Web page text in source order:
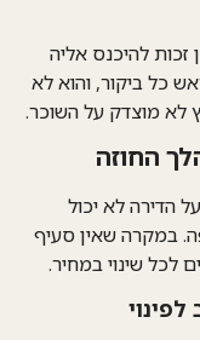
זכות להיכנס אליה
כל ביקור, והוא לא
לא מוצדק על השוכר.
הדירה לא יכול
במקרה שאין סעיף
שינוי במחיר.